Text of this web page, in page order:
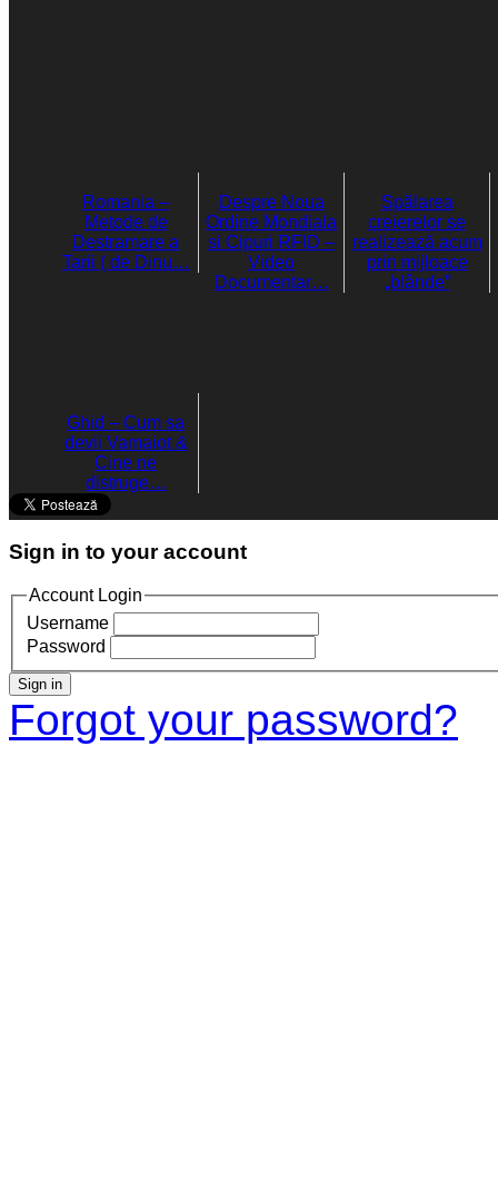
Romania –
Metode de
Destramare a
Tarii ( de Dinu…
Despre Noua
Ordine Mondiala
si Cipuri RFID –
Video
Documentar…
Spălarea
creierelor se
realizează acum
prin mijloace
„blânde”
Ghid – Cum sa
devii Vamaiot &
Cine ne
distruge…
Sign in to your account
Account Login
Username
Password
Sign in
Forgot your password?